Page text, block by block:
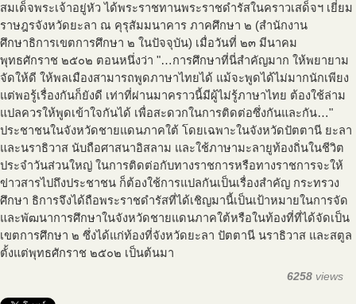
สมเด็จพระเจ้าอยู่หัว ได้พระราชทานพระราชดำรัสในคราวเสด็จฯ เยี่ยม
ราษฎรจังหวัดยะลา ณ คุรุสัมมนาคาร ภาคศึกษา ๒ (สำนักงาน
ศึกษาธิการเขตการศึกษา ๒ ในปัจจุบัน) เมื่อวันที่ ๒๓ มีนาคม
พุทธศักราช ๒๕๐๒ ตอนหนึ่งว่า "…การศึกษาที่นี่สำคัญมาก ให้พยายาม
จัดให้ดี ให้พลเมืองสามารถพูดภาษาไทยได้ แม้จะพูดได้ไม่มากนักเพียง
แต่พอรู้เรื่องกันก็ยังดี เท่าที่ผ่านมาคราวนี้มีผู้ไม่รู้ภาษาไทย ต้องใช้ล่าม
แปลควรให้พูดเข้าใจกันได้ เพื่อสะดวกในการติดต่อซึ่งกันและกัน…"
ประชาชนในจังหวัดชายแดนภาคใต้ โดยเฉพาะในจังหวัดปัตตานี ยะลา
และนราธิวาส นับถือศาสนาอิสลาม และใช้ภาษามะลายูท้องถิ่นในชีวิต
ประจำวันส่วนใหญ่ ในการติดต่อกับทางราชการหรือทางราชการจะให้
ข่าวสารไปถึงประชาชน ก็ต้องใช้การแปลกันเป็นเรื่องสำคัญ กระทรวง
ศึกษา ธิการจึงได้ถือพระราชดำรัสที่ได้เชิญมานี้เป็นเป้าหมายในการจัด
และพัฒนาการศึกษาในจังหวัดชายแดนภาคใต้หรือในท้องที่ที่ได้จัดเป็น
เขตการศึกษา ๒ ซึ่งได้แก่ท้องที่จังหวัดยะลา ปัตตานี นราธิวาส และสตูล
ตั้งแต่พุทธศักราช ๒๕๐๒ เป็นต้นมา
6258 views